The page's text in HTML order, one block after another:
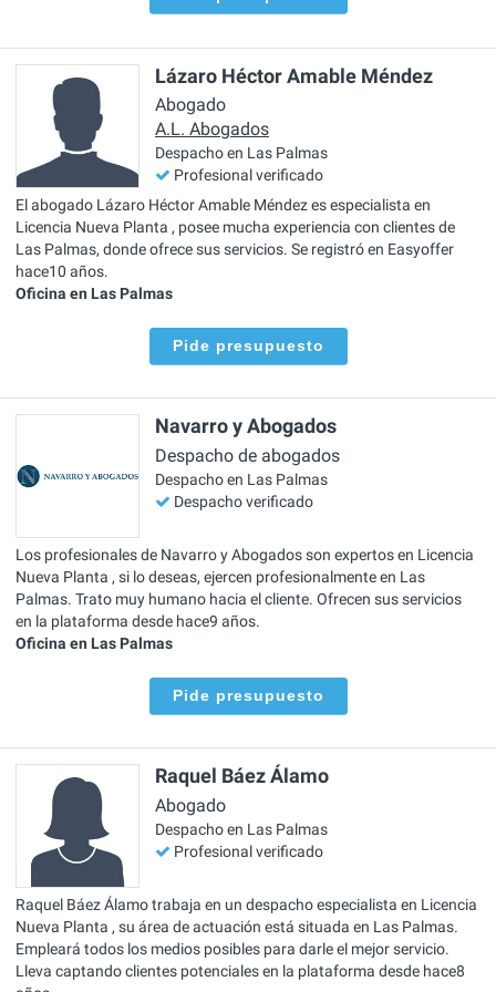
Lázaro Héctor Amable Méndez
Abogado
A.L. Abogados
Despacho en Las Palmas
Profesional verificado
El abogado Lázaro Héctor Amable Méndez es especialista en
Licencia Nueva Planta , posee mucha experiencia con clientes de
Las Palmas, donde ofrece sus servicios. Se registró en Easyoffer
hace10 años.
Oficina en Las Palmas
Pide presupuesto
Navarro y Abogados
Despacho de abogados
Despacho en Las Palmas
Despacho verificado
Los profesionales de Navarro y Abogados son expertos en Licencia
Nueva Planta , si lo deseas, ejercen profesionalmente en Las
Palmas. Trato muy humano hacia el cliente. Ofrecen sus servicios
en la plataforma desde hace9 años.
Oficina en Las Palmas
Pide presupuesto
Raquel Báez Álamo
Abogado
Despacho en Las Palmas
Profesional verificado
Raquel Báez Álamo trabaja en un despacho especialista en Licencia
Nueva Planta , su área de actuación está situada en Las Palmas.
Empleará todos los medios posibles para darle el mejor servicio.
Lleva captando clientes potenciales en la plataforma desde hace8